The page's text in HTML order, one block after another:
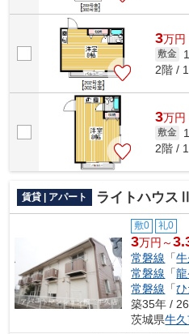
3万円
敷金
2階 /
3万円
敷金
2階 /
賃貸 | アパート ライトハウスⅡ
敷0 礼0
3万円～
常磐線 「牛
常磐線 「
常磐線 「
築35年 /
茨城県牛